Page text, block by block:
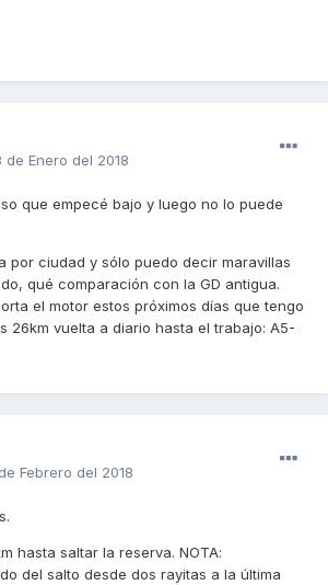
de Enero del 2018
que empecé bajo y luego no lo puede
por ciudad y sólo puedo decir maravillas
qué comparación con la GD antigua.
el motor estos próximos días que tengo
26km vuelta a diario hasta el trabajo: A5-
Febrero del 2018
hasta saltar la reserva. NOTA:
del salto desde dos rayitas a la última